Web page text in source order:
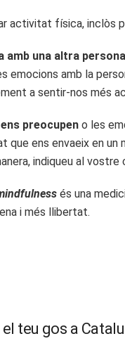
activitat física, inclòs
amb una altra persona
emocions amb la
a sentir-nos més
preocupen o les
ens envaeix en
indiqueu al
és una
i més llibertat.
teu gos a